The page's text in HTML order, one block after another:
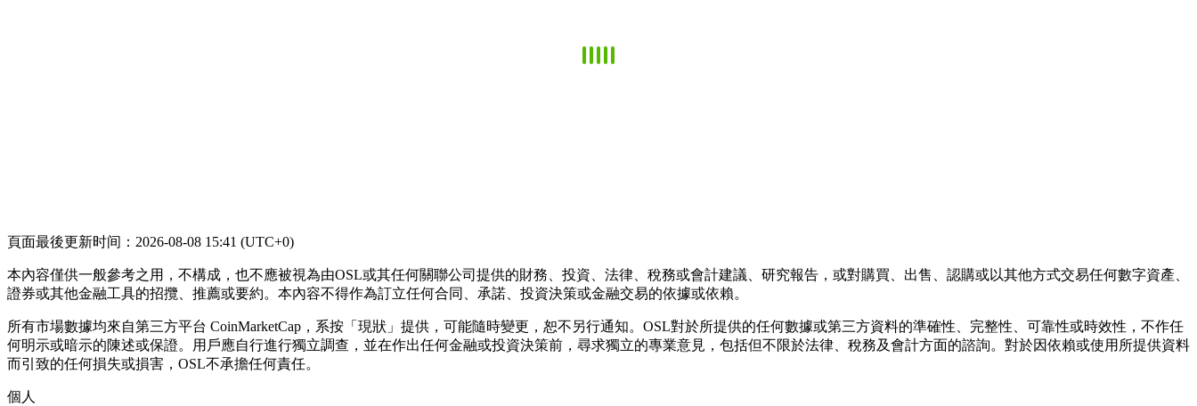
頁面最後更新时间：2026-08-08 15:41 (UTC+0)
本內容僅供一般參考之用，不構成，也不應被視為由OSL或其任何關聯公司提供的財務、投資、法律、稅務或會計建議、研究報告，或對購買、出售、認購或以其他方式交易任何數字資產、
證券或其他金融工具的招攬、推薦或要約。本內容不得作為訂立任何合同、承諾、投資決策或金融交易的依據或依賴。
所有市場數據均來自第三方平台 CoinMarketCap，系按「現狀」提供，可能隨時變更，恕不另行通知。OSL對於所提供的任何數據或第三方資料的準確性、完整性、可靠性或時效性，不作任
何明示或暗示的陳述或保證。用戶應自行進行獨立調查，並在作出任何金融或投資決策前，尋求獨立的專業意見，包括但不限於法律、稅務及會計方面的諮詢。對於因依賴或使用所提供資料
而引致的任何損失或損害，OSL不承擔任何責任。
個人